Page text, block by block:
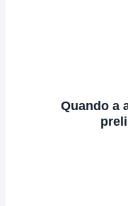
Quando a